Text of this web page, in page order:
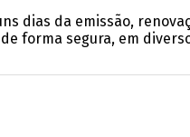
dias da emissão,
forma segura, em